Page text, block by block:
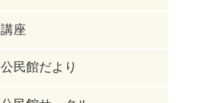
講座
公民館だより